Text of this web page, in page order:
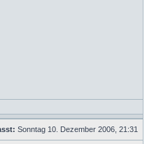
Sonntag 10. Dezember 2006, 21:31